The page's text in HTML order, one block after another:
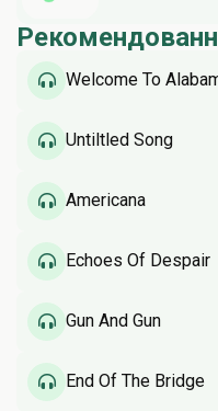
Welcome To
Untiltled Song
Americana
Echoes Of Despair
Gun And Gun
End Of The Bridge